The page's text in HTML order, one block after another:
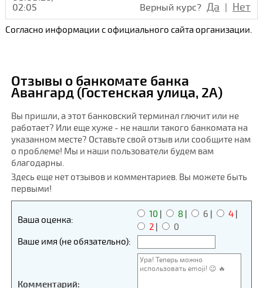
02:05
Верный курс? Да | Нет
Согласно информации с официального сайта организации.
Отзывы о банкомате банка
Авангард (Гостенская улица, 2А)
Вы пришли, а этот банковский терминал глючит или не
работает? Или еще хуже - не нашли такого банкомата на
указанном месте? Оставьте свой отзыв или сообщите нам
о проблеме! Мы и наши пользователи будем вам
благодарны.
Здесь еще нет отзывов и комментариев. Вы можете быть
первыми!
Ваша оценка:
10 | 8 | 6 | 4|
2|
0
Ваше имя (не обязательно):
Комментарий: